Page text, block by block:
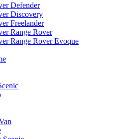
Defender
Discovery
Freelander
Range Rover
Range Rover Evoque